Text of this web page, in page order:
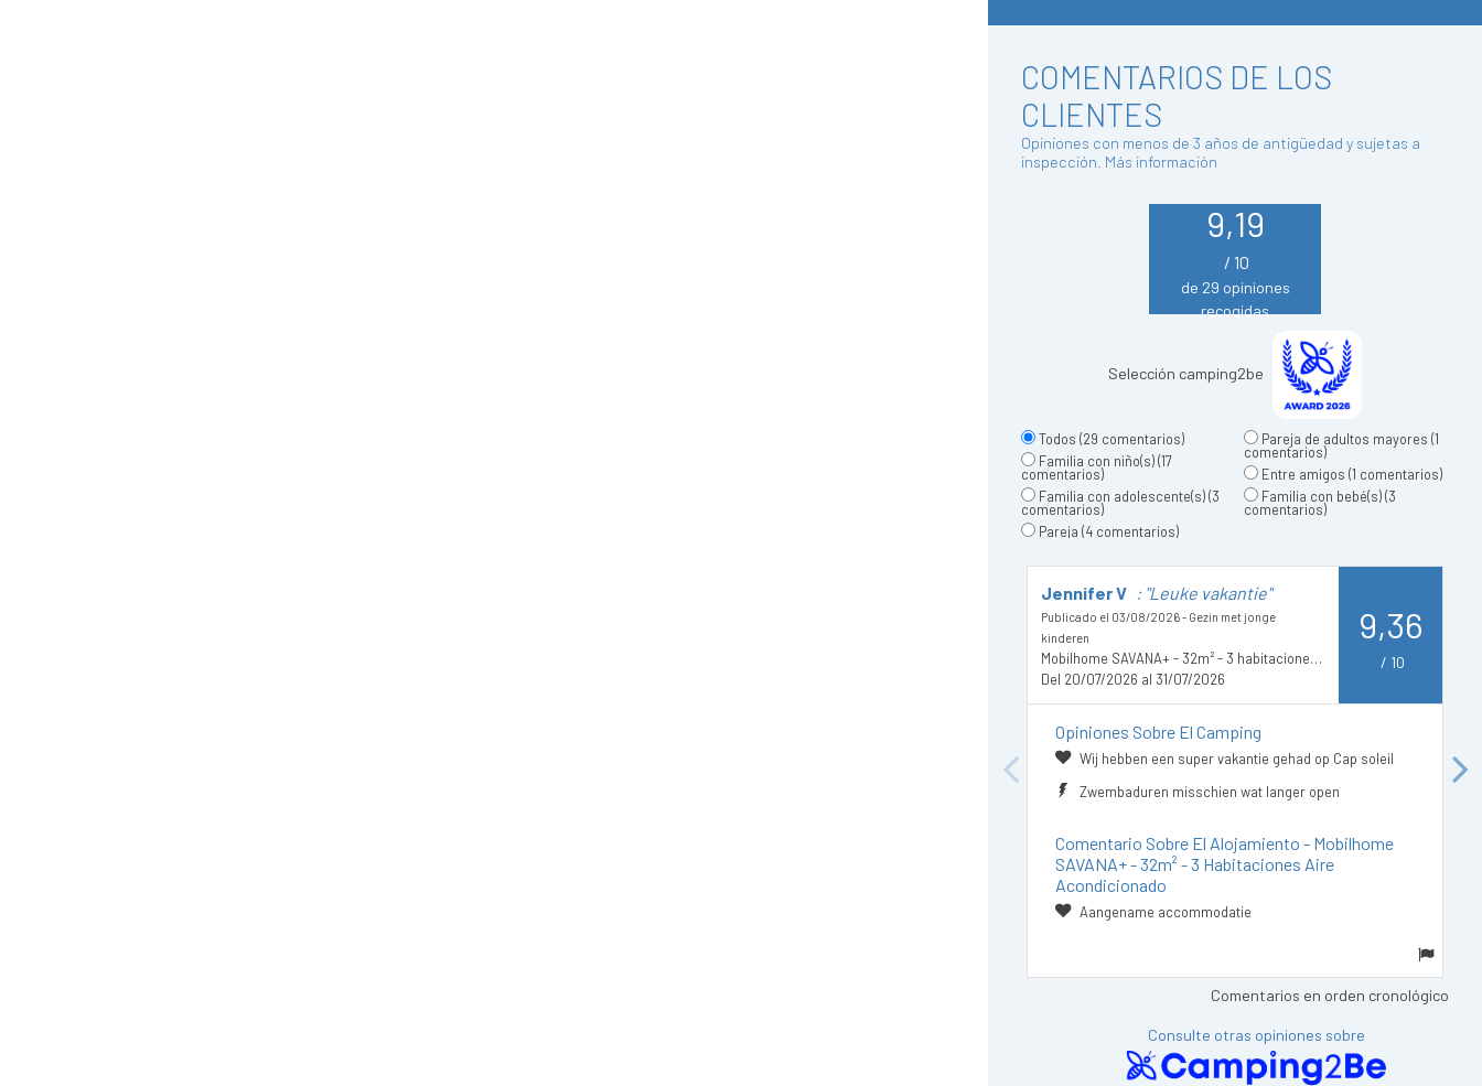
COMENTARIOS DE LOS
CLIENTES
Opiniones con menos de 3 años de antigüedad y sujetas a
inspección. Más información
9,19
/ 10
de 29 opiniones
recogidas
Selección camping2be
Todos (29 comentarios)
Familia con niño(s)(17
comentarios)
Familia con adolescente(s)(3
comentarios)
Pareja (4 comentarios)
Pareja de adultos mayores (1
comentarios)
Entre amigos (1 comentarios)
Familia con bebé(s)(3
comentarios)
Previous
Jennifer V : "Leuke vakantie"
Publicado el 03/08/2026 - Gezin met jonge
kinderen
Mobilhome SAVANA+ - 32m² - 3 habitaciones Aire acondicionado
Del 20/07/2026 al 31/07/2026
9,36
/ 10
Opiniones Sobre El Camping
Wij hebben een super vakantie gehad op Cap soleil
Zwembaduren misschien wat langer open
Comentario Sobre El Alojamiento - Mobilhome
SAVANA+ - 32m² - 3 Habitaciones Aire
Acondicionado
Aangename accommodatie
Next
Comentarios en orden cronológico
Consulte otras opiniones sobre